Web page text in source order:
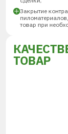
Закрытие
товар при
ТОВАР